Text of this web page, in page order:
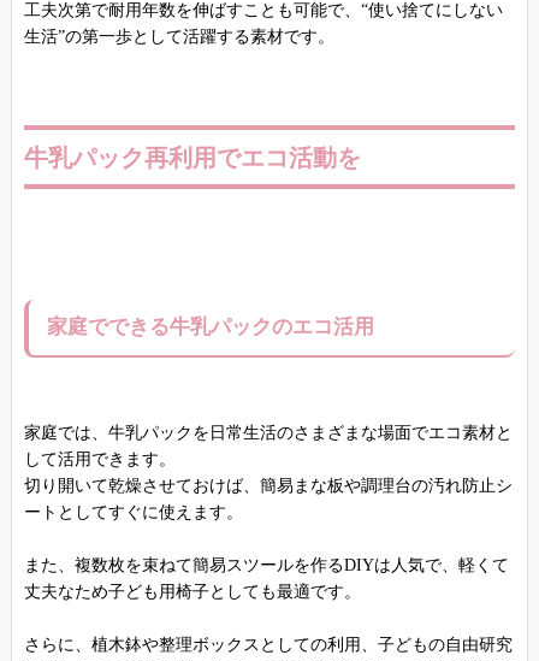
工夫次第で耐用年数を伸ばすことも可能で、“使い捨てにしない
生活”の第一歩として活躍する素材です。
牛乳パック再利用でエコ活動を
家庭でできる牛乳パックのエコ活用
家庭では、牛乳パックを日常生活のさまざまな場面でエコ素材と
して活用できます。
切り開いて乾燥させておけば、簡易まな板や調理台の汚れ防止シ
ートとしてすぐに使えます。
また、複数枚を束ねて簡易スツールを作るDIYは人気で、軽くて
丈夫なため子ども用椅子としても最適です。
さらに、植木鉢や整理ボックスとしての利用、子どもの自由研究